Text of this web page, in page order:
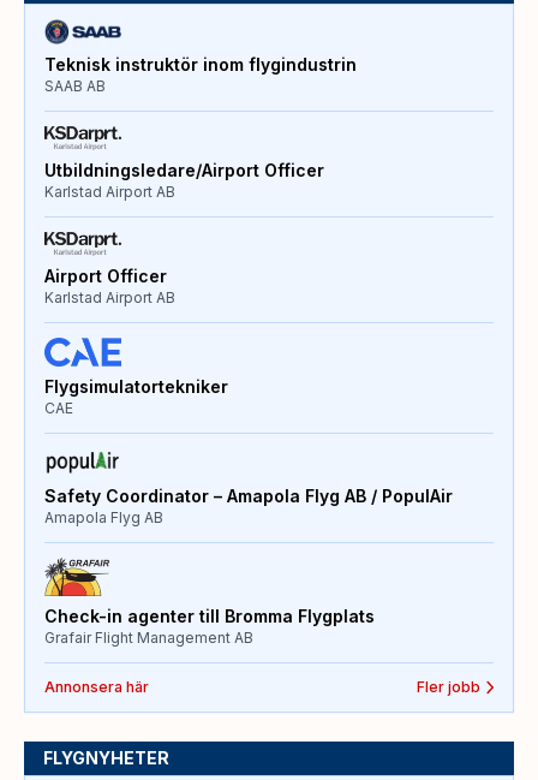
Teknisk instruktör inom flygindustrin
SAAB AB
Utbildningsledare/Airport Officer
Karlstad Airport AB
Airport Officer
Karlstad Airport AB
Flygsimulatortekniker
CAE
Safety Coordinator – Amapola Flyg AB / PopulAir
Amapola Flyg AB
Check-in agenter till Bromma Flygplats
Grafair Flight Management AB
Annonsera här Fler jobb
FLYGNYHETER